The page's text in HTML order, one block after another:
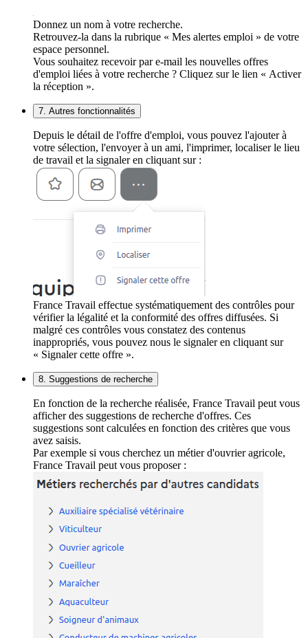
Donnez un nom à votre recherche.
Retrouvez-la dans la rubrique « Mes alertes emploi » de votre
espace personnel.
Vous souhaitez recevoir par e-mail les nouvelles offres
d'emploi liées à votre recherche ? Cliquez sur le lien « Activer
la réception ».
7. Autres fonctionnalités
Depuis le détail de l'offre d'emploi, vous pouvez l'ajouter à
votre sélection, l'envoyer à un ami, l'imprimer, localiser le lieu
de travail et la signaler en cliquant sur :
France Travail effectue systématiquement des contrôles pour
vérifier la légalité et la conformité des offres diffusées. Si
malgré ces contrôles vous constatez des contenus
inappropriés, vous pouvez nous le signaler en cliquant sur
« Signaler cette offre ».
8. Suggestions de recherche
En fonction de la recherche réalisée, France Travail peut vous
afficher des suggestions de recherche d'offres. Ces
suggestions sont calculées en fonction des critères que vous
avez saisis.
Par exemple si vous cherchez un métier d'ouvrier agricole,
France Travail peut vous proposer :